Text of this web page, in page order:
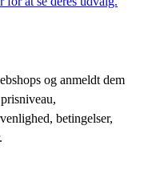
og anmeldt dem
betingelser,